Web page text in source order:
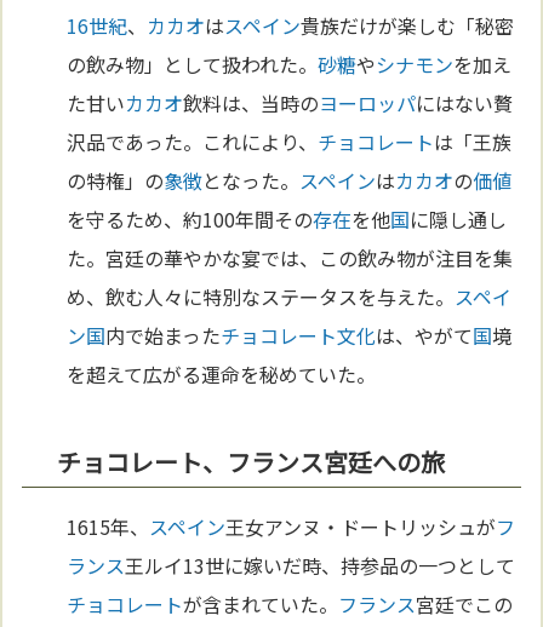
16世紀、 カカオはスペイン貴族だけが楽しむ「秘密
の飲み物」として扱われた。砂糖やシナモンを加え
た甘いカカオ飲料は、当時のヨーロッパにはない贅
沢品であった。これにより、 チョコレートは「王族
の特権」の象徴となった。 スペインはカカオの価値
を守るため、約100年間その存在を他国に隠し通し
た。宮廷の華やかな宴では、この飲み物が注目を集
め、飲む人々に特別なステータスを与えた。 スペイ
ン国内で始まったチョコレート文化は、やがて国境
を超えて広がる運命を秘めていた。
チョコレート、フランス宮廷への旅
1615年、 スペイン王女アンヌ・ドートリッシュがフ
ランス王ルイ13世に嫁いだ時、持参品の一つとして
チョコレートが含まれていた。 フランス宮廷でこの